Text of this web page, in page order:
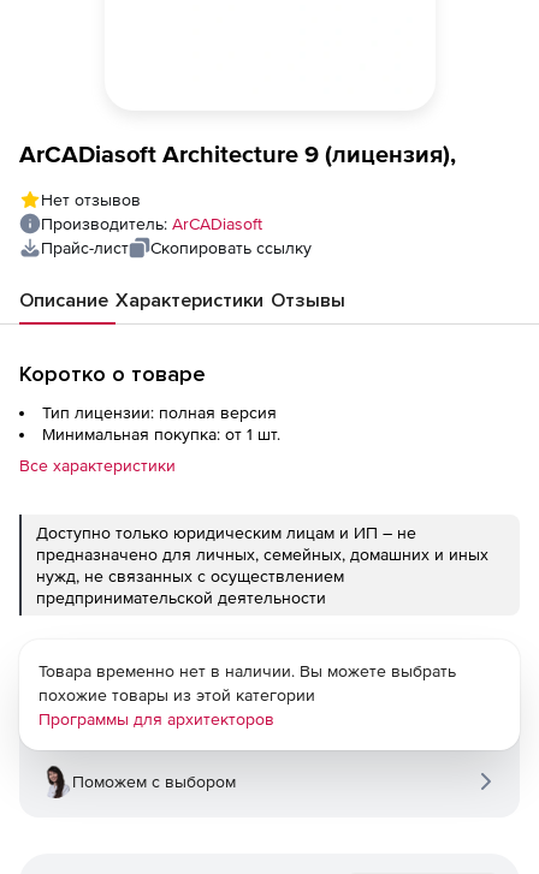
ArCADiasoft Architecture 9 (лицензия),
Нет отзывов
Производитель: ArCADiasoft
Прайс-лист
Скопировать ссылку
Описание Характеристики Отзывы
Коротко о товаре
Тип лицензии: полная версия
Минимальная покупка: от 1 шт.
Все характеристики
Доступно только юридическим лицам и ИП – не
предназначено для личных, семейных, домашних и иных
нужд, не связанных с осуществлением
предпринимательской деятельности
Товара временно нет в наличии. Вы можете выбрать
похожие товары из этой категории
Программы для архитекторов
Поможем с выбором